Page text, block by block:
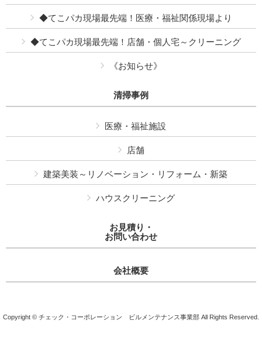
◆てこパカ現場最先端！医療・福祉関係現場より
◆てこパカ現場最先端！店舗・個人宅～クリーニング
《お知らせ》
清掃事例
医療・福祉施設
店舗
建築美装～リノベーション・リフォーム・新築
ハウスクリーニング
お見積り・
お問い合わせ
会社概要
Copyright © チェック・コーポレーション ビルメンテナンス事業部 All Rights Reserved.